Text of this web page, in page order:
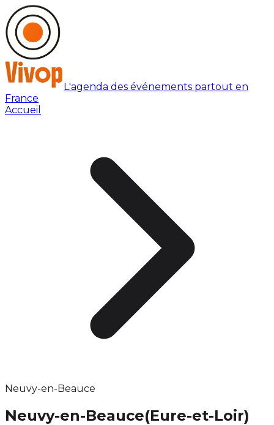
L'agenda des événements partout en
France
Accueil
Neuvy-en-Beauce
Neuvy-en-Beauce(Eure-et-Loir)